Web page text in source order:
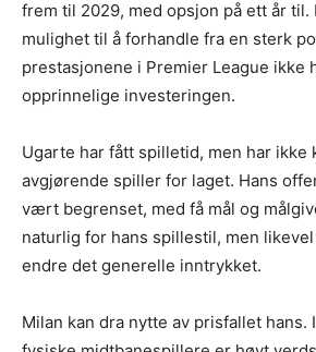
frem til 2029, med opsjon på ett år til.
mulighet til å forhandle fra en sterk
prestasjonene i Premier League ikke
opprinnelige investeringen.
Ugarte har fått spilletid, men har ikke
avgjørende spiller for laget. Hans
vært begrenset, med få mål og
naturlig for hans spillestil, men
endre det generelle inntrykket.
Milan kan dra nytte av prisfallet hans.